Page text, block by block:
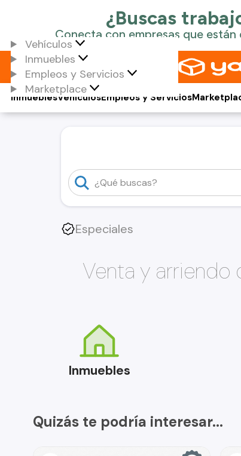
Vehículos
Inmuebles
Empleos y Servicios
Marketplace
Vehículos
Inmuebles Empleos y Servicios
Especiales
Venta y arriendo
Inmuebles
Quizás te podría interesar...